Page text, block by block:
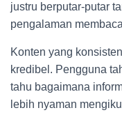
justru berputar-putar
pengalaman
Konten yang
kredibel. Pengguna
tahu bagaimana
lebih nyaman